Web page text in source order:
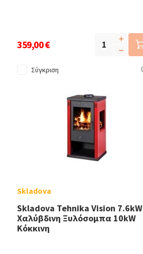
359,00 €
Σύγκριση
Skladova
Skladova Tehnika Vision 7.6kW
Χαλύβδινη Ξυλόσομπα 10kW
Κόκκινη